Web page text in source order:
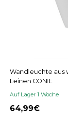
Wandleuchte aus
Leinen CONIE
Auf Lager 1 Woche
64,99